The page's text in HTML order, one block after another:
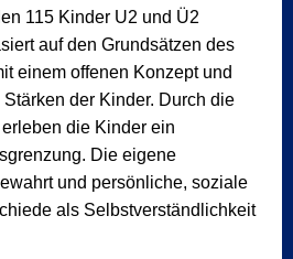
115 Kinder U2 und Ü2
auf den Grundsätzen des
einem offenen Konzept und
der Kinder. Durch die
die Kinder ein
Die eigene
und persönliche, soziale
als Selbstverständlichkeit